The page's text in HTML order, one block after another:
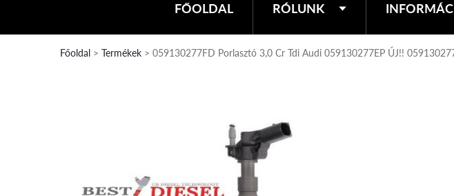
FŐOLDAL RÓLUNK
Főoldal > Termékek > 059130277FD Porlasztó 3,0 Cr Tdi Audi 059130277EP ÚJ!!